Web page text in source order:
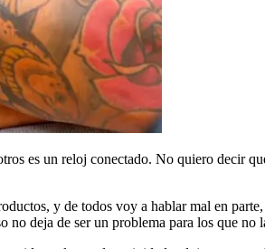
es un reloj conectado. No quiero decir
y de todos voy a hablar mal en
no deja de ser un problema para los que no